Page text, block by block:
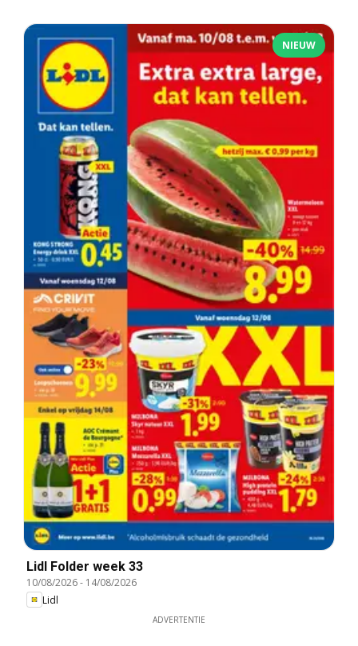
NIEUW
Lidl Folder week 33
10/08/2026- 14/08/2026
Lidl
ADVERTENTIE